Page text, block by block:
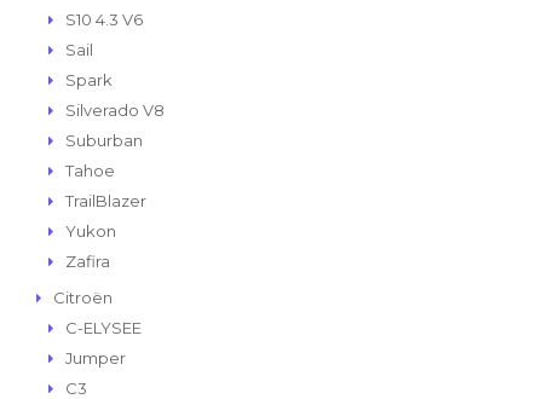
S10 4.3 V6
Sail
Spark
Silverado V8
Suburban
Tahoe
TrailBlazer
Yukon
Zafira
Citroën
C-ELYSEE
Jumper
C3